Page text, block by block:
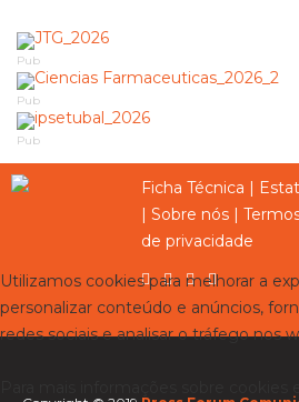
Pub
Pub
Pub
Ficha Técnica
Sobre nós
de privacidade
Utilizamos cookies para melhorar a
personalizar conteúdo e anúncios,
redes sociais e analisar o tráfego nos